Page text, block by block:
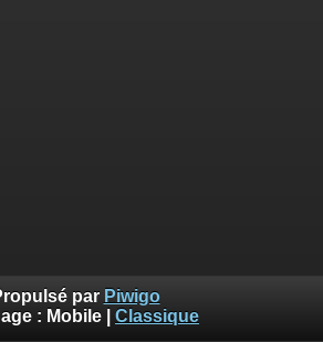
par Piwigo
: Mobile Classique